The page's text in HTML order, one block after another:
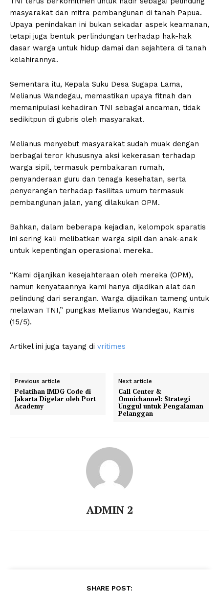
masyarakat dan mitra pembangunan di tanah Papua.
Upaya penindakan ini bukan sekadar aspek keamanan,
tetapi juga bentuk perlindungan terhadap hak-hak
dasar warga untuk hidup damai dan sejahtera di tanah
kelahirannya.
Sementara itu, Kepala Suku Desa Sugapa Lama,
Melianus Wandegau, memastikan upaya fitnah dan
memanipulasi kehadiran TNI sebagai ancaman, tidak
sedikitpun di gubris oleh masyarakat.
Melianus menyebut masyarakat sudah muak dengan
berbagai teror khususnya aksi kekerasan terhadap
warga sipil, termasuk pembakaran rumah,
penyanderaan guru dan tenaga kesehatan, serta
penyerangan terhadap fasilitas umum termasuk
pembangunan jalan, yang dilakukan OPM.
Bahkan, dalam beberapa kejadian, kelompok sparatis
ini sering kali melibatkan warga sipil dan anak-anak
untuk kepentingan operasional mereka.
“Kami dijanjikan kesejahteraan oleh mereka (OPM),
namun kenyataannya kami hanya dijadikan alat dan
pelindung dari serangan. Warga dijadikan tameng untuk
melawan TNI,” pungkas Melianus Wandegau, Kamis
(15/5).
Artikel ini juga tayang di vritimes
Previous article
Pelatihan IMDG Code di
Jakarta Digelar oleh Port
Academy
Next article
Call Center &
Omnichannel: Strategi
Unggul untuk Pengalaman
Pelanggan
ADMIN 2
SHARE POST: